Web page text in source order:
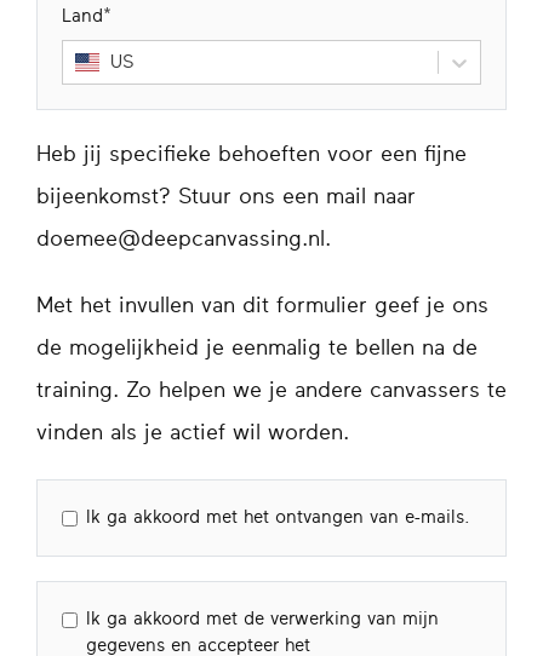
Land
US
Heb jij specifieke behoeften voor een fijne
bijeenkomst? Stuur ons een mail naar
doemee@deepcanvassing.nl.
Met het invullen van dit formulier geef je ons
de mogelijkheid je eenmalig te bellen na de
training. Zo helpen we je andere canvassers te
vinden als je actief wil worden.
Ik ga akkoord met het ontvangen van e-mails.
Ik ga akkoord met de verwerking van mijn
gegevens en accepteer het